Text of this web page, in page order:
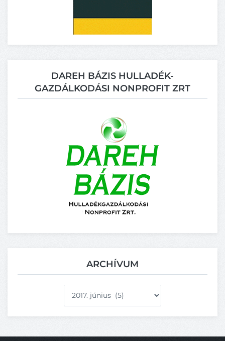
DAREH BÁZIS HULLADÉK-
GAZDÁLKODÁSI NONPROFIT ZRT
ARCHÍVUM